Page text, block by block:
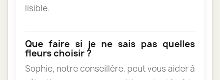
lisible.
Que faire si je ne sais pas quelles
fleurs choisir ?
Sophie, notre conseillère, peut vous aider à